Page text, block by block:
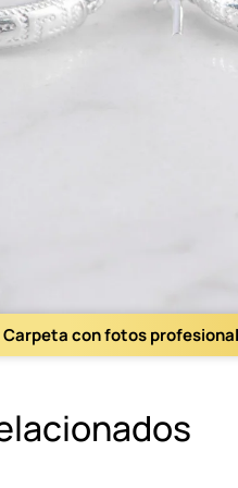
Carpeta con fotos